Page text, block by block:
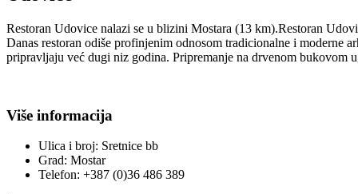
Restoran Udovice nalazi se u blizini Mostara (13 km).Restoran
Danas restoran odiše profinjenim odnosom tradicionalne i moderne
pripravljaju već dugi niz godina. Pripremanje na drvenom bukovom
Više informacija
Ulica i broj: Sretnice bb
Grad: Mostar
Telefon: +387 (0)36 486 389